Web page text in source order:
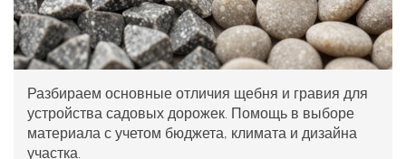
Разбираем основные отличия щебня и гравия для
устройства садовых дорожек. Помощь в выборе
материала с учетом бюджета, климата и дизайна
участка.